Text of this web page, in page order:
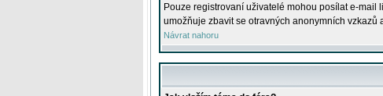
Pouze registrovaní uživatelé mohou posílat e-mail
umožňuje zbavit se otravných anonymních vzkazů
Návrat nahoru